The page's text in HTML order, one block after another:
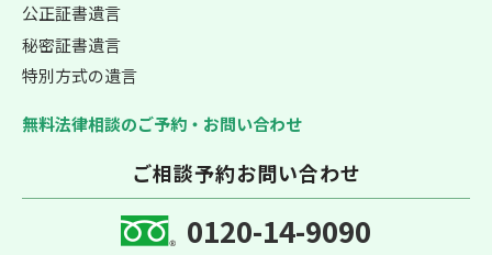
公正証書遺言
秘密証書遺言
特別方式の遺言
無料法律相談のご予約・お問い合わせ
ご相談予約お問い合わせ
0120-14-9090